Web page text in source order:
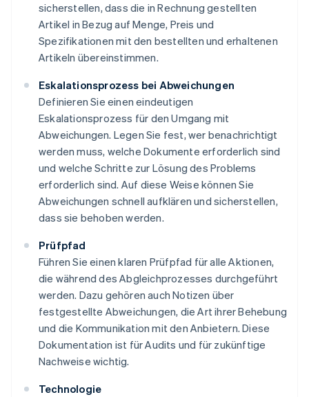
sicherstellen, dass die in Rechnung gestellten
Artikel in Bezug auf Menge, Preis und
Spezifikationen mit den bestellten und erhaltenen
Artikeln übereinstimmen.
Eskalationsprozess bei Abweichungen
Definieren Sie einen eindeutigen
Eskalationsprozess für den Umgang mit
Abweichungen. Legen Sie fest, wer benachrichtigt
werden muss, welche Dokumente erforderlich sind
und welche Schritte zur Lösung des Problems
erforderlich sind. Auf diese Weise können Sie
Abweichungen schnell aufklären und sicherstellen,
dass sie behoben werden.
Prüfpfad
Führen Sie einen klaren Prüfpfad für alle Aktionen,
die während des Abgleichprozesses durchgeführt
werden. Dazu gehören auch Notizen über
festgestellte Abweichungen, die Art ihrer Behebung
und die Kommunikation mit den Anbietern. Diese
Dokumentation ist für Audits und für zukünftige
Nachweise wichtig.
Technologie